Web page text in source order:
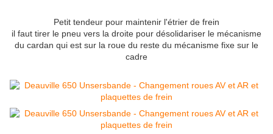
Petit tendeur pour maintenir l'étrier de frein
il faut tirer le pneu vers la droite pour désolidariser le mécanisme
du cardan qui est sur la roue du reste du mécanisme fixe sur le
cadre